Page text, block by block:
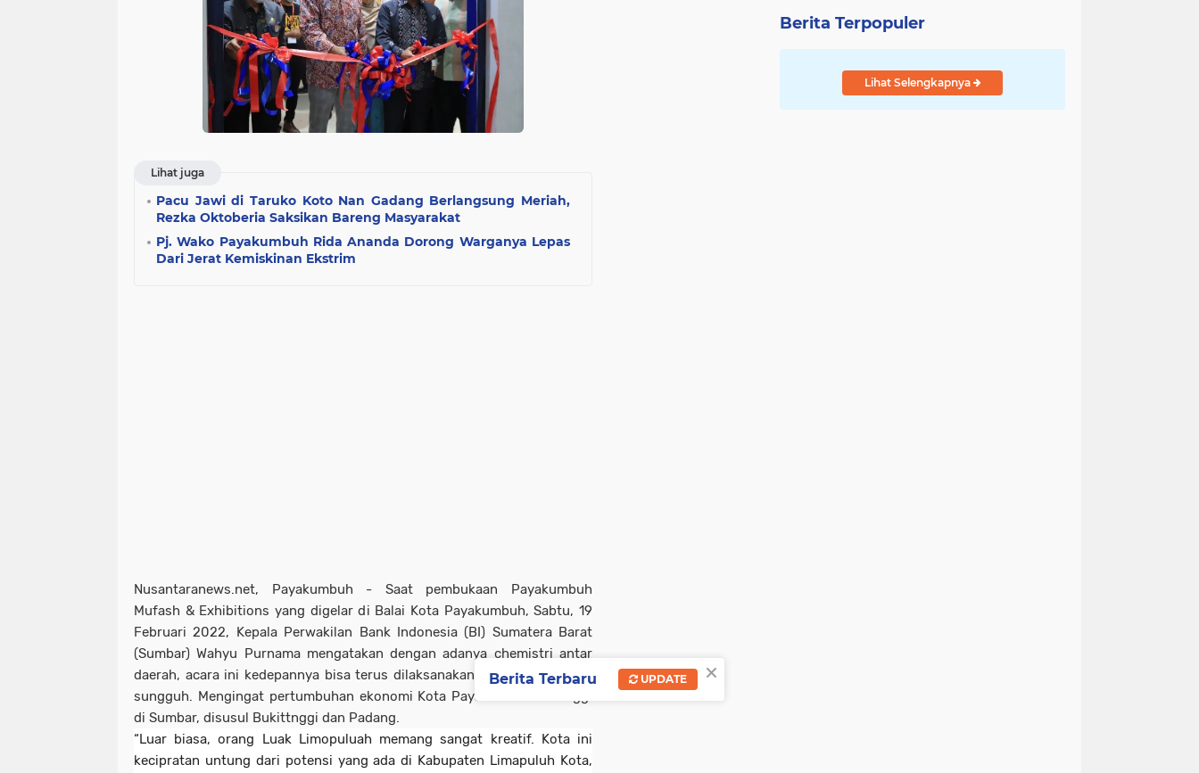
Lihat juga
Pacu Jawi di Taruko Koto Nan Gadang Berlangsung Meriah,
Rezka Oktoberia Saksikan Bareng Masyarakat
Pj. Wako Payakumbuh Rida Ananda Dorong Warganya Lepas
Dari Jerat Kemiskinan Ekstrim
Nusantaranews.net, Payakumbuh - Saat pembukaan Payakumbuh
Mufash & Exhibitions yang digelar di Balai Kota Payakumbuh, Sabtu, 19
Februari 2022, Kepala Perwakilan Bank Indonesia (BI) Sumatera Barat
(Sumbar) Wahyu Purnama mengatakan dengan adanya chemistri antar
daerah, acara ini kedepannya bisa terus dilaksanakan dengan sungguh-
sungguh. Mengingat pertumbuhan ekonomi Kota Payakumbuh tertinggi
di Sumbar, disusul Bukittnggi dan Padang.
“Luar biasa, orang Luak Limopuluah memang sangat kreatif. Kota ini
kecipratan untung dari potensi yang ada di Kabupaten Limapuluh Kota,
Berita Terpopuler
Lihat Selengkapnya
×
Berita Terbaru UPDATE